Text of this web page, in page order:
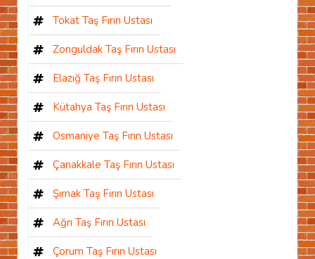
Tokat Taş Fırın Ustası
Zonguldak Taş Fırın Ustası
Elazığ Taş Fırın Ustası
Kütahya Taş Fırın Ustası
Osmaniye Taş Fırın Ustası
Çanakkale Taş Fırın Ustası
Şırnak Taş Fırın Ustası
Ağrı Taş Fırın Ustası
Çorum Taş Fırın Ustası